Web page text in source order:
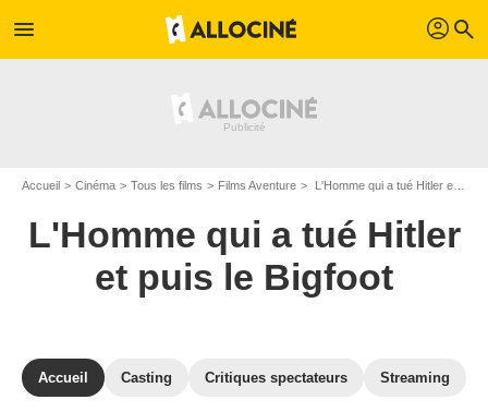
menu profil search
Accueil Cinéma Tous les films Films Aventure L'Homme qui a tué Hitler et puis le Bigfoot de Robert D. Krzykowski
L'Homme qui a tué Hitler
et puis le Bigfoot
Accueil Casting Critiques spectateurs Streaming